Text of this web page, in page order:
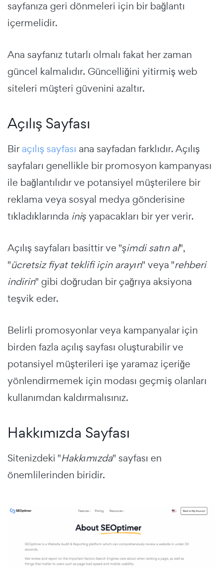
sayfanıza geri dönmeleri için bir bağlantı
içermelidir.
Ana sayfanız tutarlı olmalı fakat her zaman
güncel kalmalıdır. Güncelliğini yitirmiş web
siteleri müşteri güvenini azaltır.
Açılış Sayfası
Biraçılış sayfası ana sayfadan farklıdır. Açılış
sayfaları genellikle bir promosyon kampanyası
ile bağlantılıdır ve potansiyel müşterilere bir
reklama veya sosyal medya gönderisine
tıkladıklarında inişyapacakları bir yer verir.
Açılış sayfaları basittir ve "şimdi satın al",
"ücretsiz fiyat teklifi için arayın" veya "rehberi
indirin" gibi doğrudan bir çağrıya aksiyona
teşvik eder.
Belirli promosyonlar veya kampanyalar için
birden fazla açılış sayfası oluşturabilir ve
potansiyel müşterileri işe yaramaz içeriğe
yönlendirmemek için modası geçmiş olanları
kullanımdan kaldırmalısınız.
Hakkımızda Sayfası
Sitenizdeki "Hakkımızda" sayfası en
önemlilerinden biridir.